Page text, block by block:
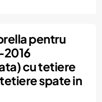
pentru
cu tetiere
spate in